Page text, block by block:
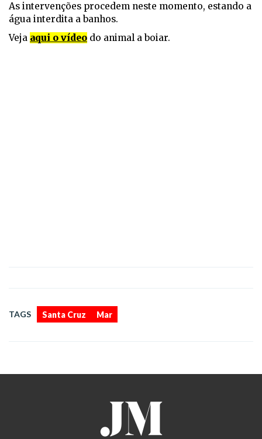
As intervenções procedem neste momento, estando a
água interdita a banhos.
Veja aqui o vídeo do animal a boiar.
TAGS Santa Cruz Mar